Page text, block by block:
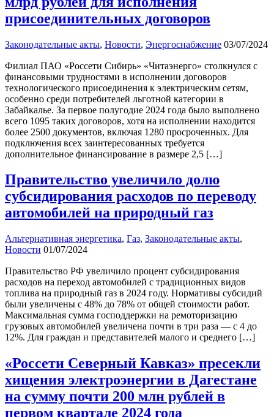
присоединительных договоров
Законодательные акты, Новости, Энергоснабжение 03/07/2024
Филиал ПАО «Россети Сибирь» «Читаэнерго» столкнулся с
финансовыми трудностями в исполнении договоров
технологического присоединения к электрическим сетям,
особенно среди потребителей льготной категории в
Забайкалье. За первое полугодие 2024 года было выполнено
всего 1095 таких договоров, хотя на исполнении находится
более 2500 документов, включая 1280 просроченных. Для
подключения всех заинтересованных требуется
дополнительное финансирование в размере 2,5 […]
Правительство увеличило долю
субсидирования расходов по переводу
автомобилей на природный газ
Альтернативная энергетика, Газ, Законодательные акты,
Новости 01/07/2024
Правительство РФ увеличило процент субсидирования
расходов на переход автомобилей с традиционных видов
топлива на природный газ в 2024 году. Нормативы субсидий
были увеличены с 48% до 78% от общей стоимости работ.
Максимальная сумма господдержки на ремоторизацию
грузовых автомобилей увеличена почти в три раза — с 4 до
12%. Для граждан и представителей малого и среднего […]
«Россети Северный Кавказ» пресекли
хищения электроэнергии в Дагестане
на сумму почти 200 млн рублей в
первом квартале 2024 года